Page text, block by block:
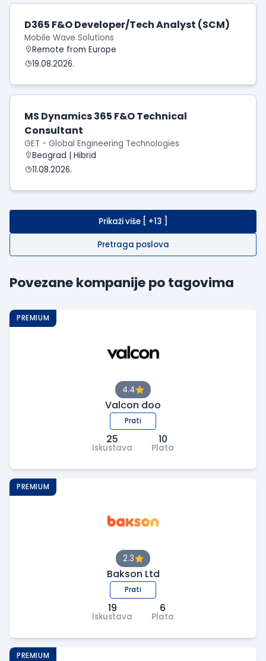
D365 F&O Developer/Tech Analyst (SCM)
Mobile Wave Solutions
Remote from Europe
19.08.2026.
MS Dynamics 365 F&O Technical
Consultant
GET - Global Engineering Technologies
Beograd | Hibrid
11.08.2026.
Prikaži više [ +13 ]
Pretraga poslova
Povezane kompanije po tagovima
4.4
Valcon doo
Prati
25
Iskustava
10
Plata
PREMIUM
2.3
Bakson Ltd
Prati
19
Iskustava
6
Plata
PREMIUM
PREMIUM